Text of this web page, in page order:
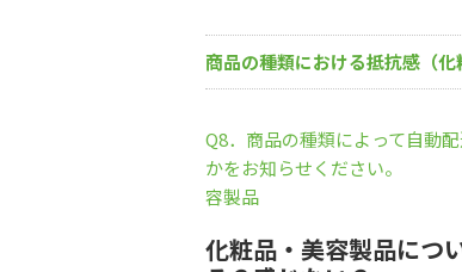
商品の種類における抵抗感（化
Q8．商品の種類によって自動
かをお知らせ
容製品
化粧品・美容製品につ